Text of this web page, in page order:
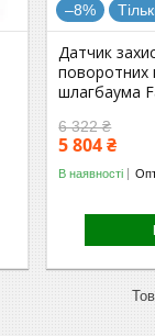
–8%
Датчик
поворотних
шлагбаума
6 322 ₴
5 804 ₴
В наявності